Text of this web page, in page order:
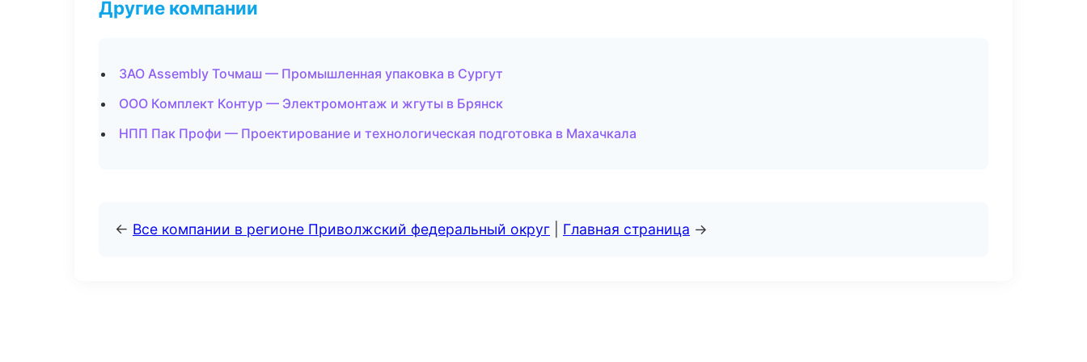
Другие компании
ЗАО Assembly Точмаш — Промышленная упаковка в Сургут
ООО Комплект Контур — Электромонтаж и жгуты в Брянск
НПП Пак Профи — Проектирование и технологическая подготовка в Махачкала
← Все компании в регионе Приволжский федеральный округ Главная страница →